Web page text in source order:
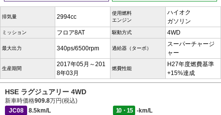
排気量 2994cc
使用燃料
エンジン
ハイオク
ガソリン
ミッション フロア8AT 駆動方式 4WD
最大出力 340ps/6500rpm 過給器（ターボ）
スーパーチャージ
ャー
生産期間
2017年05月～201
8年03月
燃費性能
H27年度燃費基準
+15%達成
HSE ラグジュアリー 4WD
新車時価格909.8万円(税込)
JC08
8.5km/L 10・15
-km/L